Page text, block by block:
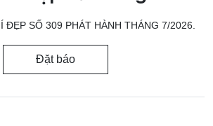
SỐ 309 PHÁT HÀNH THÁNG 7/2026.
Đặt báo